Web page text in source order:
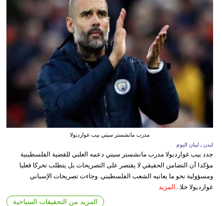
مدرب مانشستر سيتي بيب غوارديولا
لندن ـ لبنان اليوم
جدد بيب غوارديولا مدرب مانشستر سيتي دعمه العلني للقضية الفلسطينية
مؤكدا أن التضامن الحقيقي لا يقتصر على التصريحات بل يتطلب تحركا فعليا
ومسؤولية نحو ما يعانيه الشعب الفلسطيني. وجاءت تصريحات الإسباني
غوارديولا خلا...
المزيد
المزيد من التحقيقات السياحية